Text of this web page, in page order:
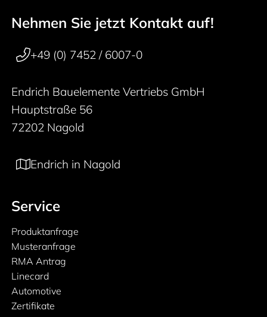
50 years
Footer navigation
Nehmen Sie jetzt Kontakt auf!
+49 (0) 7452 / 6007-0
Endrich Bauelemente Vertriebs GmbH
Hauptstraße 56
72202 Nagold
Endrich in Nagold
Service
Produktanfrage
Musteranfrage
RMA Antrag
Linecard
Automotive
Zertifikate